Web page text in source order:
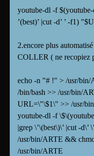
youtube-dl -f
’(best)’ |cut -d’ ’ -f1)
2.encore plus
COLLER ( ne recopiez
echo -n "# !" > /usr/bin/
/bin/bash >> /usr/bin/
URL=\"\$1\" >> /usr/
youtube-dl -f
|grep \’\(best\)\’ |cut -
/usr/bin/ARTE &&
/usr/bin/ARTE